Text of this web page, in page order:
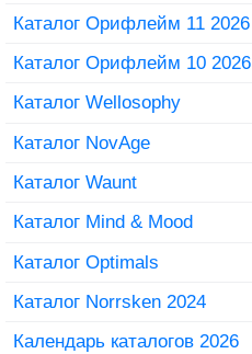
Каталог Орифлейм 11 2026
Каталог Орифлейм 10 2026
Каталог Wellosophy
Каталог NovAge
Каталог Waunt
Каталог Mind & Mood
Каталог Optimals
Каталог Norrsken 2024
Календарь каталогов 2026